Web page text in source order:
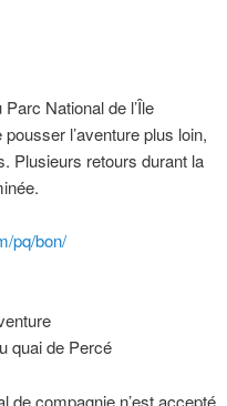
National de l’Île
l’aventure plus loin,
Plusieurs retours durant la
pq/bon/
quai de Percé
de compagnie n’est accepté